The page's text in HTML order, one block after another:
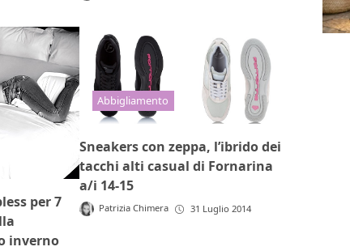
per 7
inverno
Abbigliamento
Sneakers con zeppa, l’ibrido dei
tacchi alti casual di Fornarina
a/i 14-15
Patrizia Chimera 31 Luglio 2014